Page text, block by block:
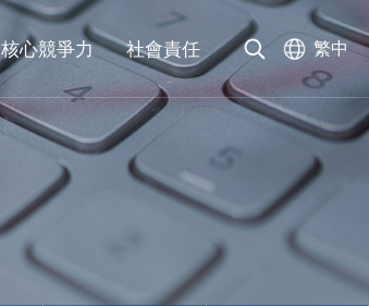
核心競爭力 社會責任 繁中